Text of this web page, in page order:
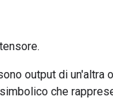
output di un'altra
che